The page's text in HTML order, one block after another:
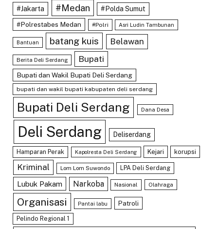
#Jakarta #Medan
#Polda Sumut
#Polrestabes Medan
#Polri Asri Ludin Tambunan
Bantuan batang kuis Belawan
Berita Deli Serdang Bupati
Bupati dan Wakil Bupati Deli Serdang
bupati dan wakil bupati kabupaten deli serdang
Bupati Deli Serdang Dana Desa
Deli Serdang Deliserdang
Hamparan Perak Kapolresta Deli Serdang Kejari korupsi
Kriminal Lom Lom Suwondo LPA Deli Serdang
Lubuk Pakam Narkoba Nasional Olahraga
Organisasi Pantai labu Patroli
Pelindo Regional 1